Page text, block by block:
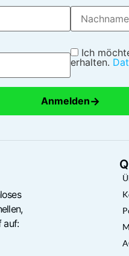
Ich
erhalten.
Anmelden→
auf: